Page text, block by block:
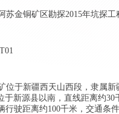
苏金铜矿 区勘探2015年坑探工
01
于新疆西天山西段，隶属新
于新源县以南，直线距离约30
行驶距离约100千米，交通